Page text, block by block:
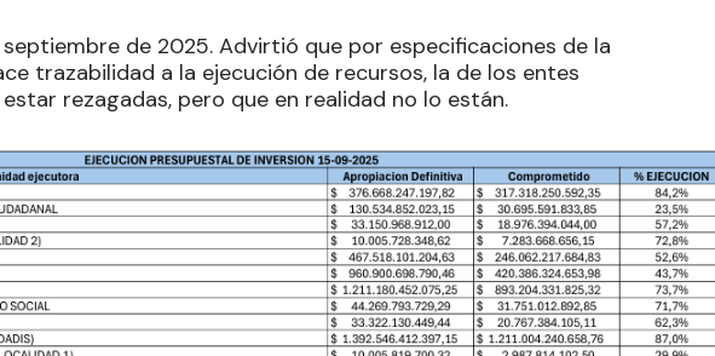
septiembre de 2025. Advirtió que por especificaciones de la
trazabilidad a la ejecución de recursos, la de los entes
rezagadas, pero que en realidad no lo están.